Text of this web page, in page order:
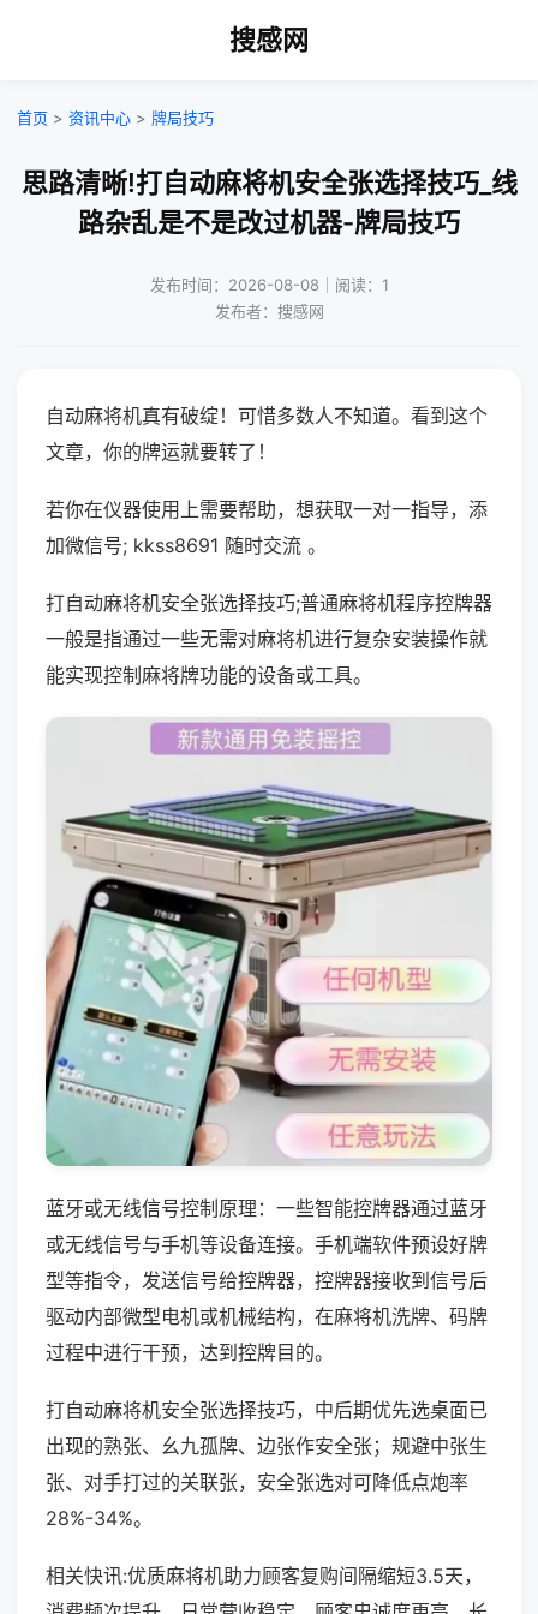
搜感网
首页 > 资讯中心 > 牌局技巧
思路清晰!打自动麻将机安全张选择技巧_线
路杂乱是不是改过机器-牌局技巧
发布时间：2026-08-08｜阅读：1
发布者：搜感网
自动麻将机真有破绽！可惜多数人不知道。看到这个
文章，你的牌运就要转了！
若你在仪器使用上需要帮助，想获取一对一指导，添
加微信号; kkss8691 随时交流 。
打自动麻将机安全张选择技巧;普通麻将机程序控牌器
一般是指通过一些无需对麻将机进行复杂安装操作就
能实现控制麻将牌功能的设备或工具。
蓝牙或无线信号控制原理：一些智能控牌器通过蓝牙
或无线信号与手机等设备连接。手机端软件预设好牌
型等指令，发送信号给控牌器，控牌器接收到信号后
驱动内部微型电机或机械结构，在麻将机洗牌、码牌
过程中进行干预，达到控牌目的。
打自动麻将机安全张选择技巧，中后期优先选桌面已
出现的熟张、幺九孤牌、边张作安全张；规避中张生
张、对手打过的关联张，安全张选对可降低点炮率
28%-34%。
相关快讯:优质麻将机助力顾客复购间隔缩短3.5天，